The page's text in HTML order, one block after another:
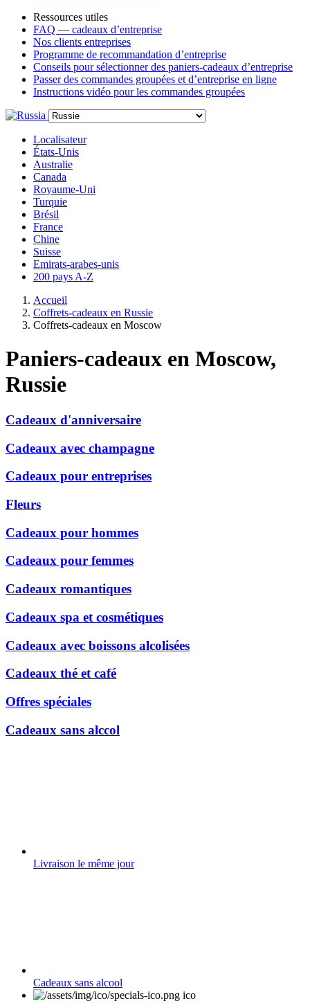
Ressources utiles
FAQ — cadeaux d’entreprise
Nos clients entreprises
Programme de recommandation d’entreprise
Conseils pour sélectionner des paniers-cadeaux d’entreprise
Passer des commandes groupées et d’entreprise en ligne
Instructions vidéo pour les commandes groupées
Localisateur
États-Unis
Australie
Canada
Royaume-Uni
Turquie
Brésil
France
Chine
Suisse
Emirats-arabes-unis
200 pays A-Z
Accueil
Coffrets-cadeaux en Russie
Coffrets-cadeaux en Moscow
Paniers-cadeaux en Moscow,
Russie
Cadeaux d'anniversaire
Cadeaux avec champagne
Cadeaux pour entreprises
Fleurs
Cadeaux pour hommes
Cadeaux pour femmes
Cadeaux romantiques
Cadeaux spa et cosmétiques
Cadeaux avec boissons alcolisées
Cadeaux thé et café
Offres spéciales
Cadeaux sans alccol
Livraison le même jour
Cadeaux sans alcool